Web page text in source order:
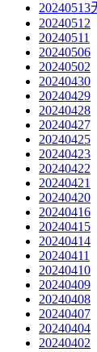
20240513
20240512
20240511
20240506
20240502
20240430
20240429
20240428
20240427
20240425
20240423
20240422
20240421
20240420
20240416
20240415
20240414
20240411
20240410
20240409
20240408
20240407
20240404
20240402